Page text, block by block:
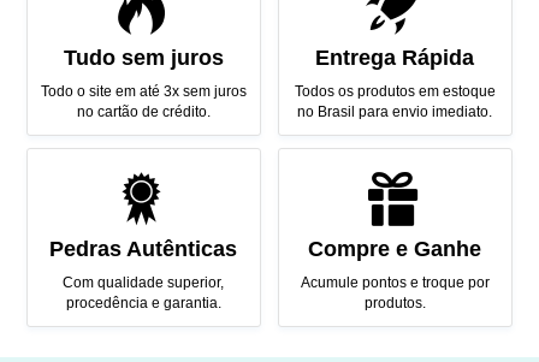
Tudo sem juros
Todo o site em até 3x sem juros
no cartão de crédito.
Entrega Rápida
Todos os produtos em estoque
no Brasil para envio imediato.
Pedras Autênticas
Com qualidade superior,
procedência e garantia.
Compre e Ganhe
Acumule pontos e troque por
produtos.